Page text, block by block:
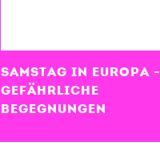
SAMSTAG IN EUROPA -
GEFÄHRLICHE
BEGEGNUNGEN